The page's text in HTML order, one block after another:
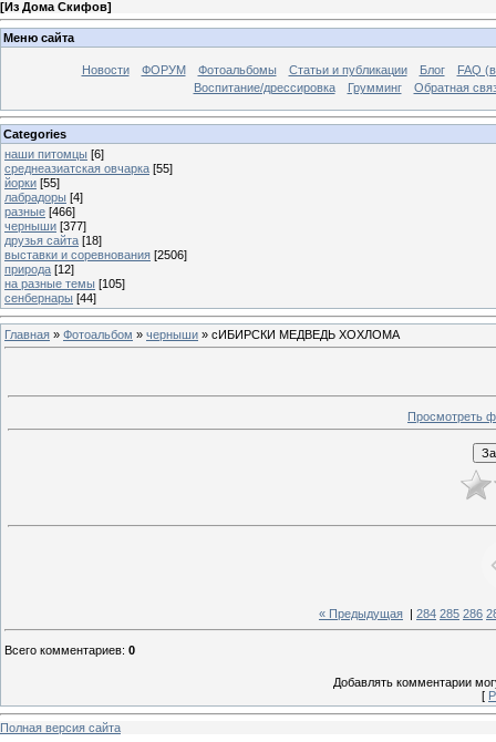
[Из Дома Скифов]
Меню сайта
Новости ФОРУМ Фотоальбомы Статьи и публикации Блог
FAQ
Воспитание/дрессировка
Грумминг Обратная
Categories
наши питомцы [6]
среднеазиатская овчарка [55]
йорки [55]
лабрадоры [4]
разные [466]
черныши [377]
друзья сайта [18]
выставки и соревнования [2506]
природа [12]
на разные темы [105]
сенбернары [44]
Главная » Фотоальбом » черныши » сИБИРСКИ МЕДВЕДЬ ХОХЛОМА
Просмотреть
« Предыдущая | 284 285 286
Всего комментариев: 0
Добавлять комментарии
[
Полная версия сайта